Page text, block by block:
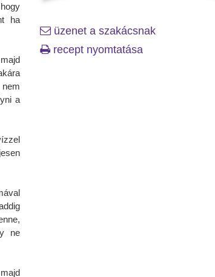
ha
a
ne
üzenet a szakácsnak
recept nyomtatása